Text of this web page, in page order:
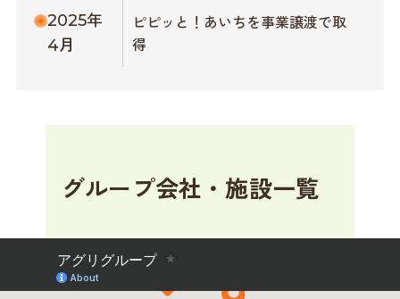
2025年
4月
ピピッと！あいちを事業譲渡で取
得
グループ会社・施設一覧